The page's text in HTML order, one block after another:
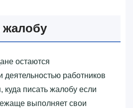
жалобу
остаются
работников
писать жалобу если
выполняет свои